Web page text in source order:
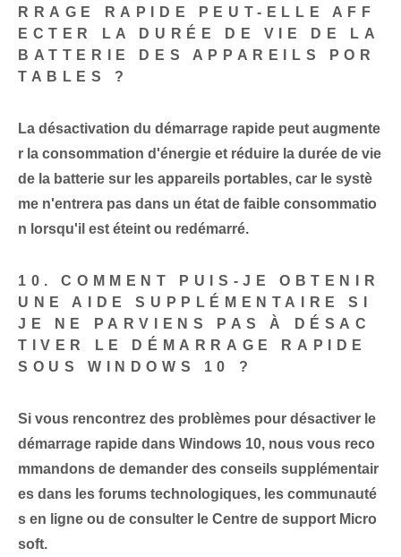
RRAGE RAPIDE PEUT-ELLE AFF
ECTER LA DURÉE DE VIE DE LA
BATTERIE DES APPAREILS POR
TABLES ?
La désactivation du démarrage rapide peut augmente
r la consommation d'énergie et réduire la durée de vie
de la batterie sur les appareils portables, car le systè
me n'entrera pas dans un état de faible consommatio
n lorsqu'il est éteint ou redémarré.
10. COMMENT PUIS-JE OBTENIR
UNE AIDE SUPPLÉMENTAIRE SI
JE NE PARVIENS PAS À DÉSAC
TIVER LE DÉMARRAGE RAPIDE
SOUS WINDOWS 10 ?
Si vous rencontrez des problèmes pour désactiver le
démarrage rapide dans Windows 10, nous vous reco
mmandons de demander des conseils supplémentair
es dans les forums technologiques, les communauté
s en ligne ou de consulter le Centre de support Micro
soft.